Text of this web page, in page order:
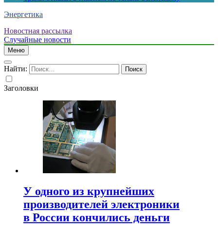
Энергетика
Новостная рассылка
Случайные новости
Меню
Найти:
Заголовки
У одного из крупнейших
производителей электроники
в России кончились деньги